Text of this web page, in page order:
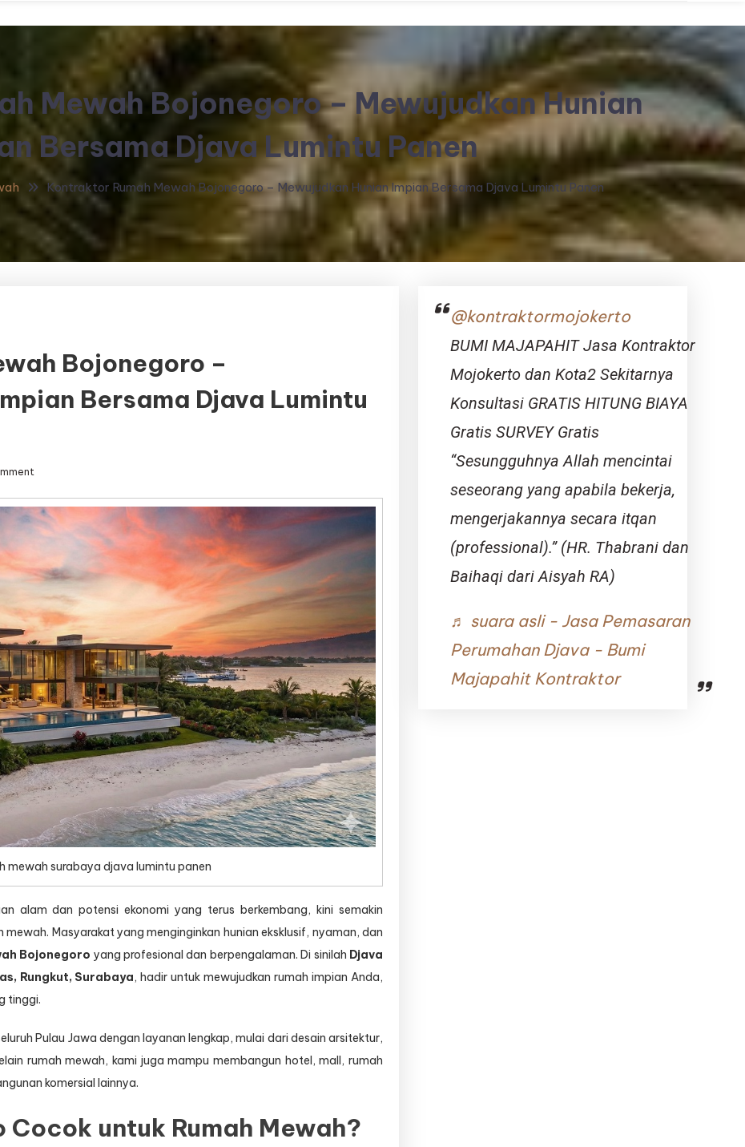
Mewah Bojonegoro – Mewujudkan Hunian
Bersama Djava Lumintu Panen
Kontraktor Rumah Mewah Bojonegoro – Mewujudkan Hunian Impian Bersama Djava Lumintu Panen
Bojonegoro –
Bersama Djava Lumintu
Rumah
Mewah
Bojonegoro
Mewujudkan
Hunian
Impian
Bersama
Djava
Lumintu
Panen
mewah surabaya djava lumintu panen
alam dan potensi ekonomi yang terus berkembang, kini semakin
Masyarakat yang menginginkan hunian eksklusif, nyaman, dan
Bojonegoro yang profesional dan berpengalaman. Di sinilah Djava
Rungkut, Surabaya, hadir untuk mewujudkan rumah impian Anda,
tinggi.
Pulau Jawa dengan layanan lengkap, mulai dari desain arsitektur,
rumah mewah, kami juga mampu membangun hotel, mall, rumah
komersial lainnya.
untuk Rumah Mewah?
@kontraktormojokerto
BUMI MAJAPAHIT Jasa Kontraktor
Mojokerto dan Kota2 Sekitarnya
Konsultasi GRATIS HITUNG BIAYA
Gratis SURVEY Gratis
“Sesungguhnya Allah mencintai
seseorang yang apabila bekerja,
mengerjakannya secara itqan
(professional).” (HR. Thabrani dan
Baihaqi dari Aisyah RA)
♬ suara asli - Jasa Pemasaran
Perumahan Djava - Bumi
Majapahit Kontraktor